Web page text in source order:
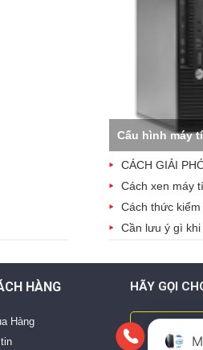
Cấu hình máy
CÁCH GIẢI
Cách xen máy
Cách thức
tránh mua bị hớ
Cần lưu ý gì
HÃY GỌI
HÀNG
Hàng